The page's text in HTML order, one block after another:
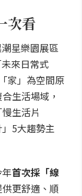
次看
星樂園展區
來日常式
家」為空間原
生活場域，
生活片
5大趨勢主
首次採「線
供更舒適、順